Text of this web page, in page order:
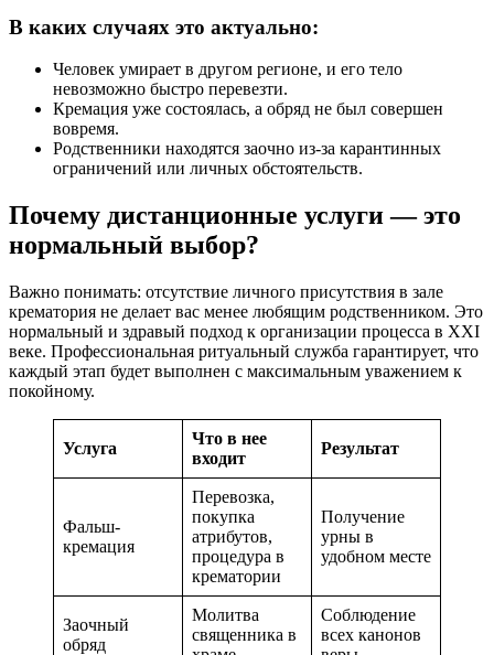
В каких случаях это актуально:
Человек умирает в другом регионе, и его тело
невозможно быстро перевезти.
Кремация уже состоялась, а обряд не был совершен
вовремя.
Родственники находятся заочно из-за карантинных
ограничений или личных обстоятельств.
Почему дистанционные услуги — это
нормальный выбор?
Важно понимать: отсутствие личного присутствия в зале
крематория не делает вас менее любящим родственником. Это
нормальный и здравый подход к организации процесса в XXI
веке. Профессиональная ритуальный служба гарантирует, что
каждый этап будет выполнен с максимальным уважением к
покойному.
Услуга
Что в нее
входит
Результат
Фальш-
кремация
Перевозка,
покупка
атрибутов,
процедура в
крематории
Получение
урны в
удобном месте
Заочный
обряд
Молитва
священника в
Соблюдение
всех канонов